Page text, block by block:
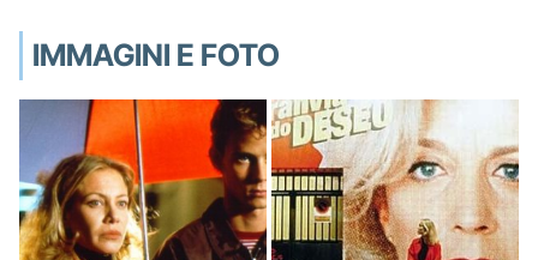
IMMAGINI E FOTO